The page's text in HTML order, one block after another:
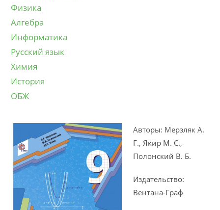
Физика
Алгебра
Информатика
Русский язык
Химия
История
ОБЖ
Авторы: Мерзляк А.
Г., Якир М. С.,
Полонский В. Б.
Издательство:
Вентана-Граф